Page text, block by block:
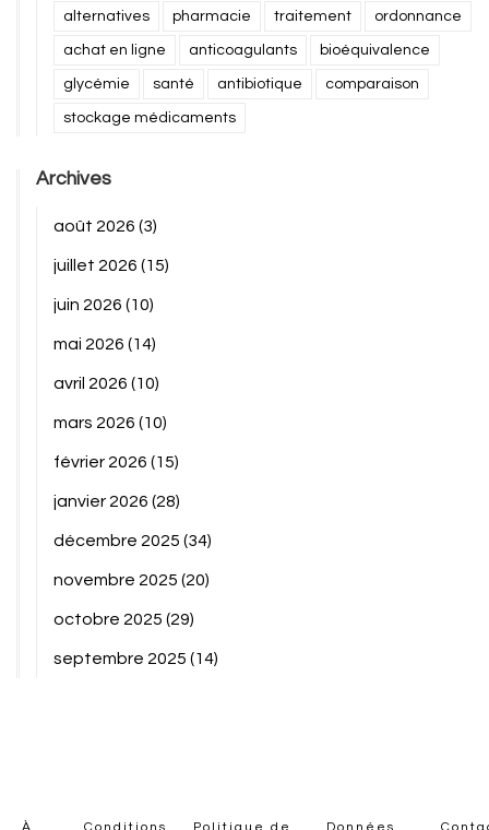
alternatives pharmacie traitement ordonnance
achat en ligne anticoagulants bioéquivalence
glycémie santé antibiotique comparaison
stockage médicaments
Archives
août 2026 (3)
juillet 2026 (15)
juin 2026 (10)
mai 2026 (14)
avril 2026 (10)
mars 2026 (10)
février 2026 (15)
janvier 2026 (28)
décembre 2025 (34)
novembre 2025 (20)
octobre 2025 (29)
septembre 2025 (14)